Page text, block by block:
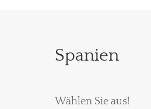
Spanien
Wählen Sie aus!